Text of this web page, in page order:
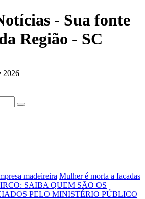
- Sua fonte
Região - SC
2026
madeireira Mulher é morta a facadas
SAIBA QUEM SÃO OS
PELO MINISTÉRIO PÚBLICO